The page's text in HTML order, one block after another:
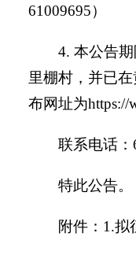
61009695）
4. 本公告
里棚村，并已
布网址为https://
联系电话：
特此公告。
附件： 1.拟